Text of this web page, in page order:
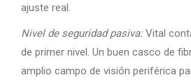
ajuste real.
Nivel de seguridad pasiva:Vital
de primer nivel. Un buen casco de
amplio campo de visión periférica